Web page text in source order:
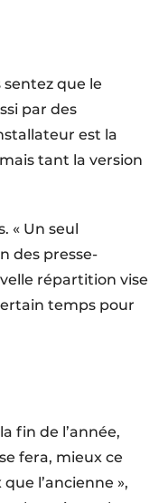
sentez que le
par des
est la
tant la version
« Un seul
des presse-
répartition vise
temps pour
fin de l’année,
fera, mieux ce
l’ancienne »,